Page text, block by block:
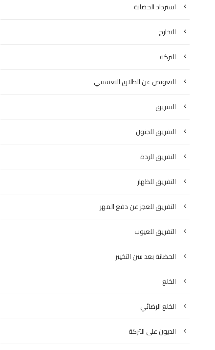
استرداد الحضانة
التخارج
التركة
التعويض عن الطلاق التعسفي
التفريق
التفريق للجنون
التفريق للردة
التفريق للظهار
التفريق للعجز عن دفع المهر
التفريق للعيوب
الحضانة بعد سن التخيير
الخلع
الخلع الرضائي
الديون على التركة